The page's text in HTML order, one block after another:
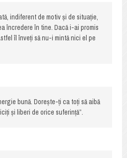
indiferent de motiv și de situație,
încredere în tine. Dacă i-ai promis
îl înveți să nu-i mintă nici el pe
bună. Dorește-ți ca toți să aibă
și liberi de orice suferință”.